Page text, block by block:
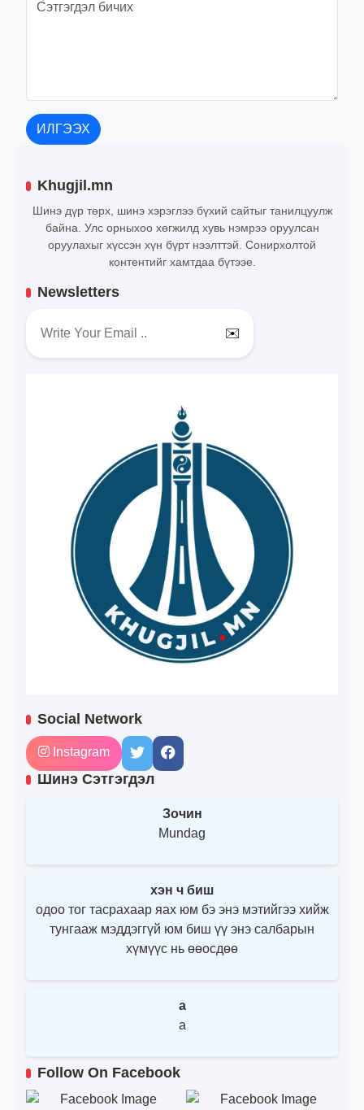
ИЛГЭЭХ
Khugjil.mn
Шинэ дүр төрх, шинэ хэрэглээ бүхий сайтыг танилцуулж
байна. Улс орныхоо хөгжилд хувь нэмрээ оруулсан
оруулахыг хүссэн хүн бүрт нээлттэй. Сонирхолтой
контентийг хамтдаа бүтээе.
Newsletters
✉️
Social Network
Instagram
Шинэ Сэтгэгдэл
Зочин
Mundag
хэн ч биш
одоо тог тасрахаар яах юм бэ энэ мэтийгээ хийж
тунгааж мэддэггүй юм биш үү энэ салбарын
хүмүүс нь өөосдөө
a
a
Follow On Facebook